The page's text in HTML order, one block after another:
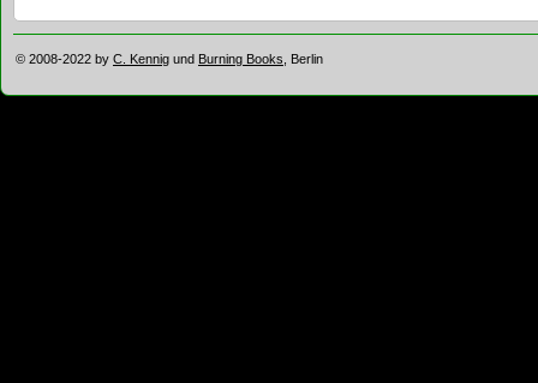
© 2008-2022 by C. Kennig und Burning Books , Berlin